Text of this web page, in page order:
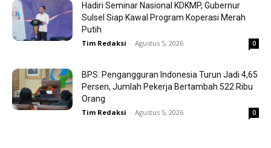
Hadiri Seminar Nasional KDKMP, Gubernur
Sulsel Siap Kawal Program Koperasi Merah
Putih
Tim Redaksi - Agustus 5, 2026 0
BPS: Pengangguran Indonesia Turun Jadi 4,65
Persen, Jumlah Pekerja Bertambah 522 Ribu
Orang
Tim Redaksi - Agustus 5, 2026 0